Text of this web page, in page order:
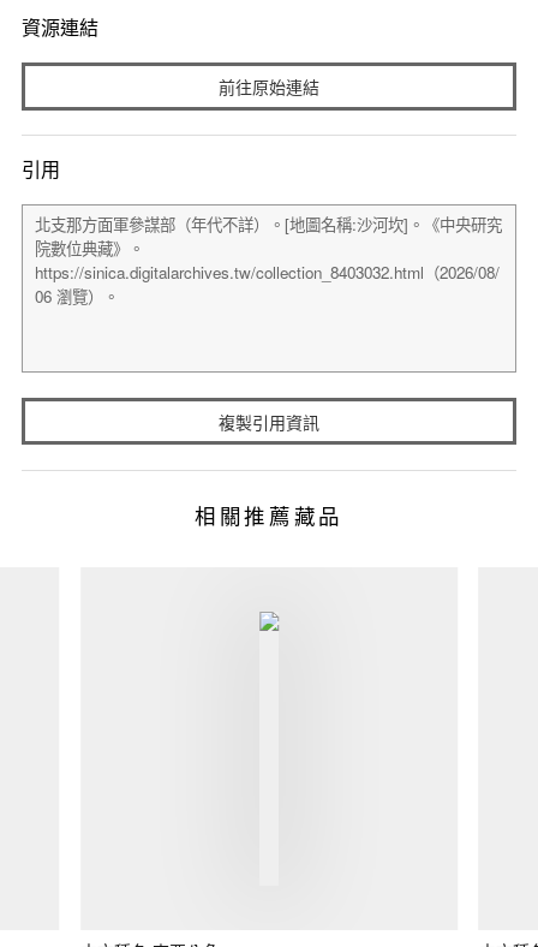
資源連結
前往原始連結
引用
複製引用資訊
相關推薦藏品